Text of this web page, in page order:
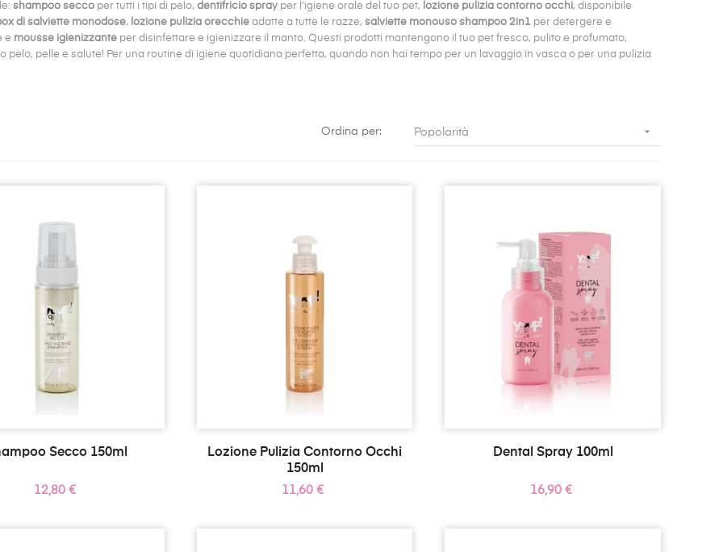
shampoo seccoper tutti i tipi di pelo, dentifricio sprayper l’igiene orale del tuo pet, lozione pulizia contorno occhi, disponibile
di salviette monodose, lozione pulizia orecchieadatte a tutte le razze, salviette monouso shampoo 2in1per detergere e
e mousse igienizzanteper disinfettare e igienizzare il manto. Questi prodotti mantengono il tuo pet fresco, pulito e profumato,
pelo, pelle e salute! Per una routine di igiene quotidiana perfetta, quando non hai tempo per un lavaggio in vasca o per una pulizia
Ordina per: Popolarità 
Secco 150ml
Prezzo
12,80 €
Lozione Pulizia Contorno Occhi
150ml
Prezzo
11,60 €
Dental Spray 100ml
Prezzo
16,90 €